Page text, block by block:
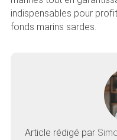
indispensables pour
fonds marins sardes.
Article rédigé par